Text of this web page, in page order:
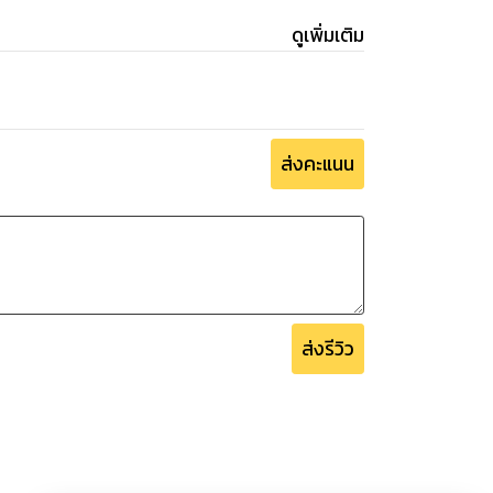
ดูเพิ่มเติม
ส่งคะแนน
ส่งรีวิว